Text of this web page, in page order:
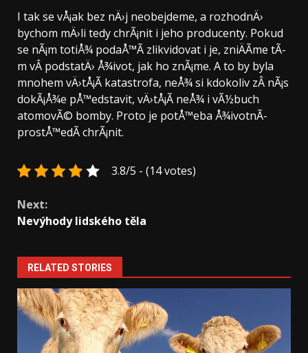
I tak se vÅ¡ak bez nÄ›j neobejdeme, a rozhodnÄ›
bychom mÄ›li tedy chrÃ¡nit i jeho producenty. Pokud
se nÃ¡m totiÅ¾ podaÅ™Ã­ zlikvidovat i je, zniÄÃ­me tÃ­
m vÂ podstatÄ› Å¾ivot, jak ho znÃ¡me. A to by byla
mnohem vÄ›tÅ¡Ã­ katastrofa, neÅ¾ si kdokoliv zÂ nÃ¡s
dokÃ¡Å¾e pÅ™edstavit, vÄ›tÅ¡Ã­ neÅ¾ i vÃ½buch
atomovÃ© bomby. Proto je potÅ™eba Å¾ivotnÃ­
prostÅ™edÃ­ chrÃ¡nit.
3.8/5 - (14 votes)
Continue
Reading
Next:
Nevýhody lidského těla
RELATED STORIES